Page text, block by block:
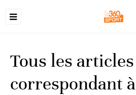
Tous les articles
correspondant à